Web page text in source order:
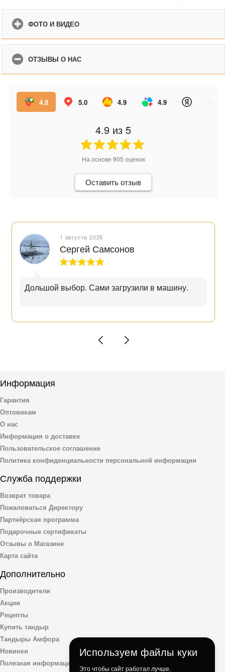
ФОТО И ВИДЕО
ОТЗЫВЫ О НАС
4.9 5.0 4.9 4.9
4.9 из 5
На основе 905 оценок
Оставить отзыв
1 августа 2026
Сергей Самсонов
Дольшой выбор. Сами загрузили в машину.
Информация
Гарантия
Оптовикам
О нас
Информация о доставке
Пользовательское соглашение
Политика конфиденциальности персональной информации
Служба поддержки
Возврат товара
Пожаловаться Директору
Партнёрская программа
Подарочные сертификаты
Отзывы о Магазине
Карта сайта
Дополнительно
Производители
Акции
Рецепты
Купить тандыр
Тандыры Амфора
Новинки
Полезная информация
Используем файлы куки
Это чтобы сайт работал лучше.